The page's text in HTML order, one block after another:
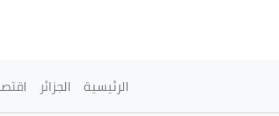
القائمة
الرئيسية الجزائر